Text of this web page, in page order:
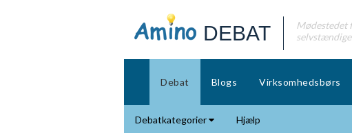
DEBAT
Mødestedet
Debat Blogs Virksomhedsbørs
Debatkategorier Hjælp